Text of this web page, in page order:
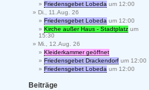
Friedensgebet Lobeda um 12:00
Di., 11.Aug. 26
Friedensgebet Lobeda um 12:00
Kirche außer Haus - Stadtplatz um
15:30
Mi., 12.Aug. 26
Kleiderkammer geöffnet
Friedensgebet Drackendorf um 12:00
Friedensgebet Lobeda um 12:00
Beiträge